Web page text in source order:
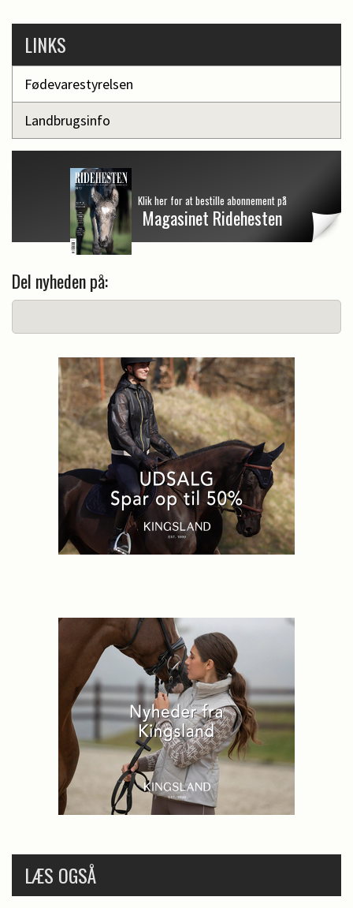
LINKS
Fødevarestyrelsen
Landbrugsinfo
Klik her for at bestille abonnement på
Magasinet Ridehesten
Del nyheden på:
LÆS OGSÅ